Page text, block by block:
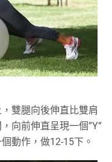
雙腿向後伸直比雙肩
向前伸直呈現一個”Y”
動作，做12-15下。